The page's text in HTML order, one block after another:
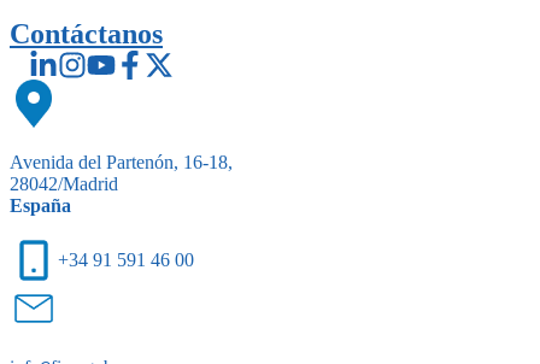
Contáctanos
Avenida del Partenón, 16-18,
28042/Madrid
España
+34 91 591 46 00